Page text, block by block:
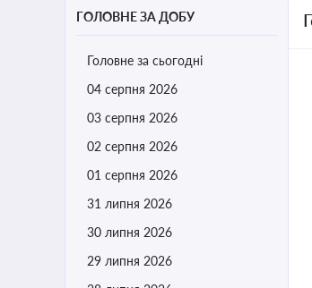
ГОЛОВНЕ ЗА ДОБУ
Головне за сьогодні
04 серпня 2026
03 серпня 2026
02 серпня 2026
01 серпня 2026
31 липня 2026
30 липня 2026
29 липня 2026